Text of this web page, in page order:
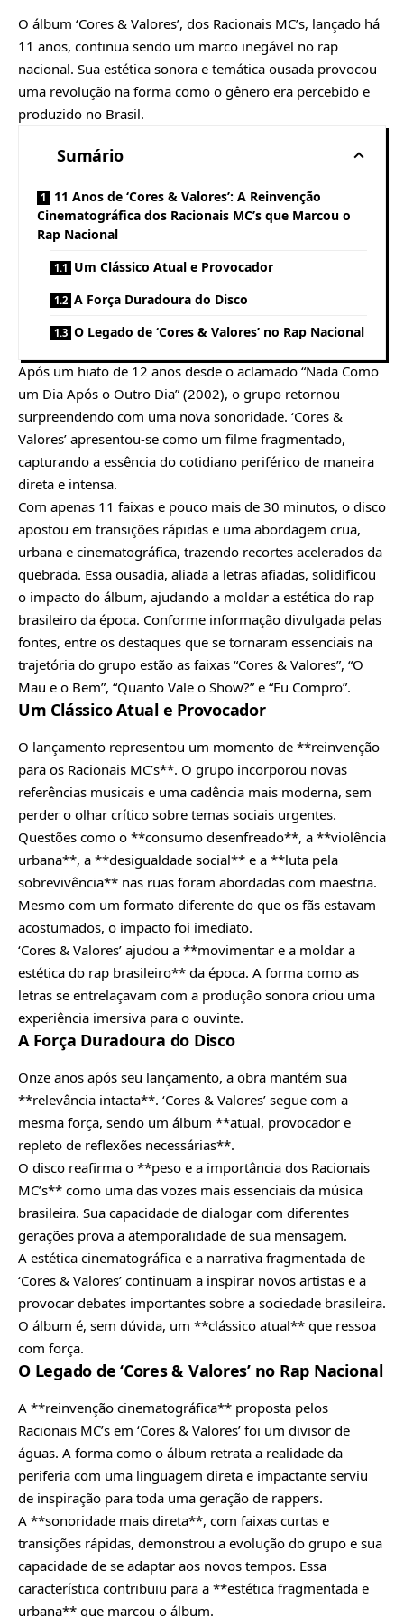
O álbum ‘Cores & Valores’, dos Racionais MC’s, lançado há
11 anos, continua sendo um marco inegável no rap
nacional. Sua estética sonora e temática ousada provocou
uma revolução na forma como o gênero era percebido e
produzido no Brasil.
Sumário
11 Anos de ‘Cores & Valores’: A Reinvenção
Cinematográfica dos Racionais MC’s que Marcou o
Rap Nacional
Um Clássico Atual e Provocador
A Força Duradoura do Disco
O Legado de ‘Cores & Valores’ no Rap Nacional
Após um hiato de 12 anos desde o aclamado “Nada Como
um Dia Após o Outro Dia” (2002), o grupo retornou
surpreendendo com uma nova sonoridade. ‘Cores &
Valores’ apresentou-se como um filme fragmentado,
capturando a essência do cotidiano periférico de maneira
direta e intensa.
Com apenas 11 faixas e pouco mais de 30 minutos, o disco
apostou em transições rápidas e uma abordagem crua,
urbana e cinematográfica, trazendo recortes acelerados da
quebrada. Essa ousadia, aliada a letras afiadas, solidificou
o impacto do álbum, ajudando a moldar a estética do rap
brasileiro da época. Conforme informação divulgada pelas
fontes, entre os destaques que se tornaram essenciais na
trajetória do grupo estão as faixas “Cores & Valores”, “O
Mau e o Bem”, “Quanto Vale o Show?” e “Eu Compro”.
Um Clássico Atual e Provocador
O lançamento representou um momento de **reinvenção
para os Racionais MC’s**. O grupo incorporou novas
referências musicais e uma cadência mais moderna, sem
perder o olhar crítico sobre temas sociais urgentes.
Questões como o **consumo desenfreado**, a **violência
urbana**, a **desigualdade social** e a **luta pela
sobrevivência** nas ruas foram abordadas com maestria.
Mesmo com um formato diferente do que os fãs estavam
acostumados, o impacto foi imediato.
‘Cores & Valores’ ajudou a **movimentar e a moldar a
estética do rap brasileiro** da época. A forma como as
letras se entrelaçavam com a produção sonora criou uma
experiência imersiva para o ouvinte.
A Força Duradoura do Disco
Onze anos após seu lançamento, a obra mantém sua
**relevância intacta**. ‘Cores & Valores’ segue com a
mesma força, sendo um álbum **atual, provocador e
repleto de reflexões necessárias**.
O disco reafirma o **peso e a importância dos Racionais
MC’s** como uma das vozes mais essenciais da música
brasileira. Sua capacidade de dialogar com diferentes
gerações prova a atemporalidade de sua mensagem.
A estética cinematográfica e a narrativa fragmentada de
‘Cores & Valores’ continuam a inspirar novos artistas e a
provocar debates importantes sobre a sociedade brasileira.
O álbum é, sem dúvida, um **clássico atual** que ressoa
com força.
O Legado de ‘Cores & Valores’ no Rap Nacional
A **reinvenção cinematográfica** proposta pelos
Racionais MC’s em ‘Cores & Valores’ foi um divisor de
águas. A forma como o álbum retrata a realidade da
periferia com uma linguagem direta e impactante serviu
de inspiração para toda uma geração de rappers.
A **sonoridade mais direta**, com faixas curtas e
transições rápidas, demonstrou a evolução do grupo e sua
capacidade de se adaptar aos novos tempos. Essa
característica contribuiu para a **estética fragmentada e
urbana** que marcou o álbum.